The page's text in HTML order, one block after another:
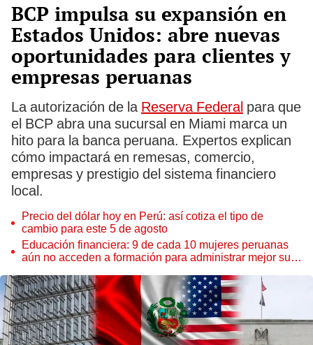
BCP impulsa su expansión en
Estados Unidos: abre nuevas
oportunidades para clientes y
empresas peruanas
La autorización de la Reserva Federal para que
el BCP abra una sucursal en Miami marca un
hito para la banca peruana. Expertos explican
cómo impactará en remesas, comercio,
empresas y prestigio del sistema financiero
local.
Precio del dólar hoy en Perú: así cotiza el tipo de
cambio para este 5 de agosto
Educación financiera: 9 de cada 10 mujeres peruanas
aún no acceden a formación para administrar mejor su